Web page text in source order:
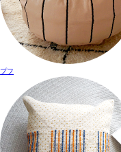
プフ